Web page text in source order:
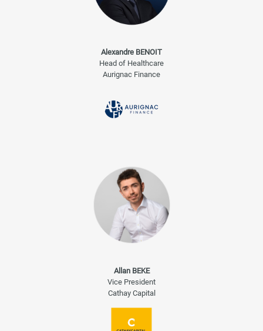
Alexandre BENOIT
Head of Healthcare
Aurignac Finance
Allan BEKE
Vice President
Cathay Capital